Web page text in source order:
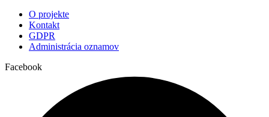
O projekte
Kontakt
GDPR
Administrácia oznamov
Facebook